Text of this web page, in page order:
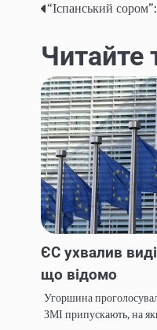
Post
navigation
“Іспанський
Читайте
ЄС ухвалив
що відомо
Угоршина
ЗМІ припускають, на